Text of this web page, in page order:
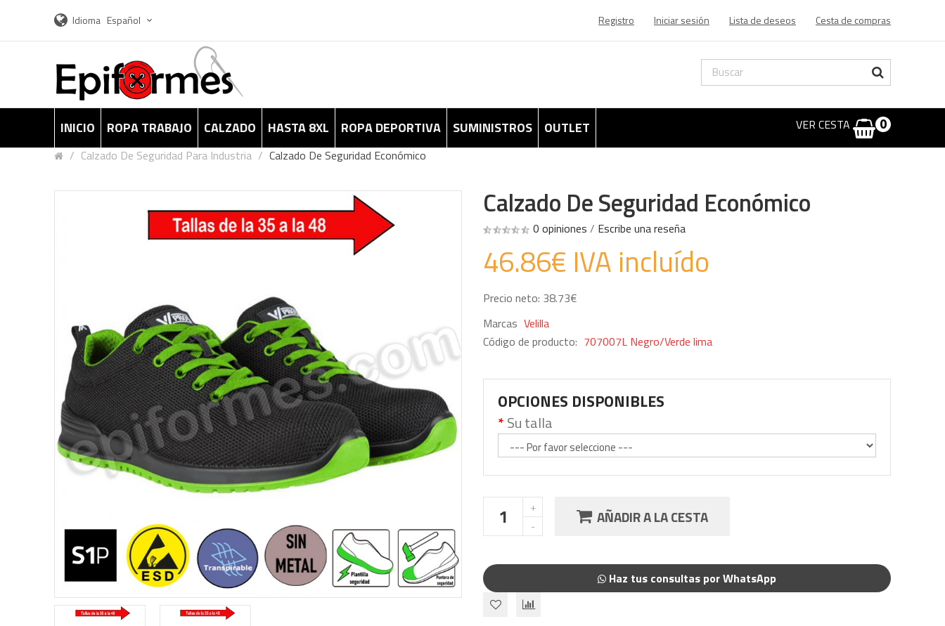
Idioma Español Registro Iniciar sesión Lista de deseos Cesta de compras
INICIO ROPA TRABAJO CALZADO HASTA 8XL ROPA DEPORTIVA SUMINISTROS OUTLET VER CESTA 0
Calzado De Seguridad Para Industria Calzado De Seguridad Económico
Calzado De Seguridad Económico
0 opiniones / Escribe una reseña
46.86€ IVA incluído
Precio neto: 38.73€
Marcas Velilla
Código de producto: 707007L Negro/Verde lima
OPCIONES DISPONIBLES
Su talla
AÑADIR A LA CESTA
Haz tus consultas por WhatsApp